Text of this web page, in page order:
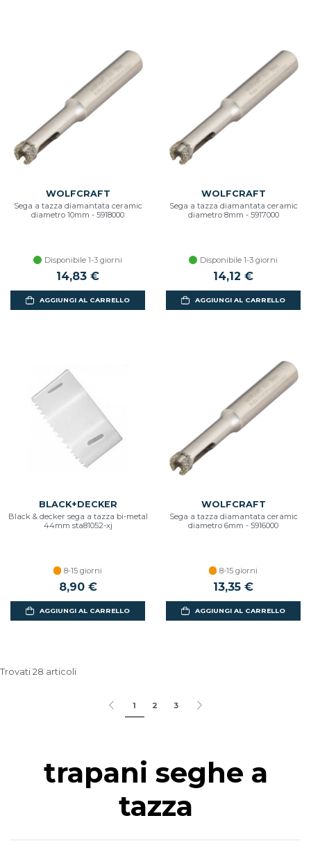
WOLFCRAFT
Sega a tazza diamantata ceramic
diametro 10mm - 5918000
Disponibile 1-3 giorni
14,83 €
AGGIUNGI AL CARRELLO
WOLFCRAFT
Sega a tazza diamantata ceramic
diametro 8mm - 5917000
Disponibile 1-3 giorni
14,12 €
AGGIUNGI AL CARRELLO
BLACK+DECKER
Black & decker sega a tazza bi-metal
44mm sta81052-xj
8-15 giorni
8,90 €
AGGIUNGI AL CARRELLO
WOLFCRAFT
Sega a tazza diamantata ceramic
diametro 6mm - 5916000
8-15 giorni
13,35 €
AGGIUNGI AL CARRELLO
Trovati 28 articoli
1 2 3
trapani seghe a
tazza